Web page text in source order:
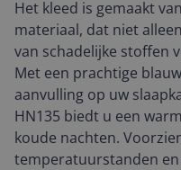
Het kleed is gemaakt
materiaal, dat niet
van schadelijke stoffen
Met een prachtige
aanvulling op uw
HN135 biedt u een
koude nachten.
temperatuurstanden